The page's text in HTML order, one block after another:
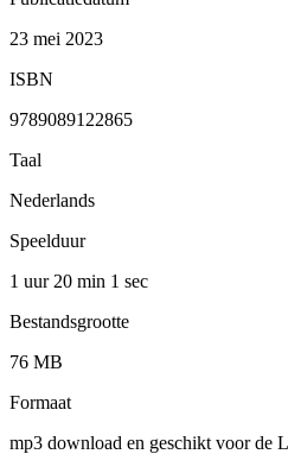
23 mei 2023
ISBN
9789089122865
Taal
Nederlands
Speelduur
1 uur 20 min 1 sec
Bestandsgrootte
76 MB
Formaat
mp3 download en geschikt voor de